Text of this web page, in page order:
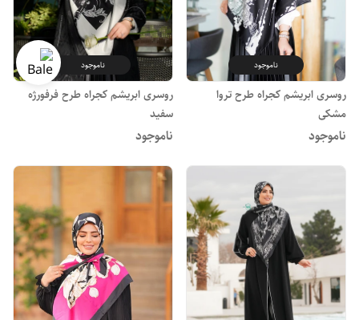
ناموجود
روسری ابریشم کجراه طرح تروا
مشکی
ناموجود
ناموجود
روسری ابریشم کجراه طرح فرفورژه
سفید
ناموجود